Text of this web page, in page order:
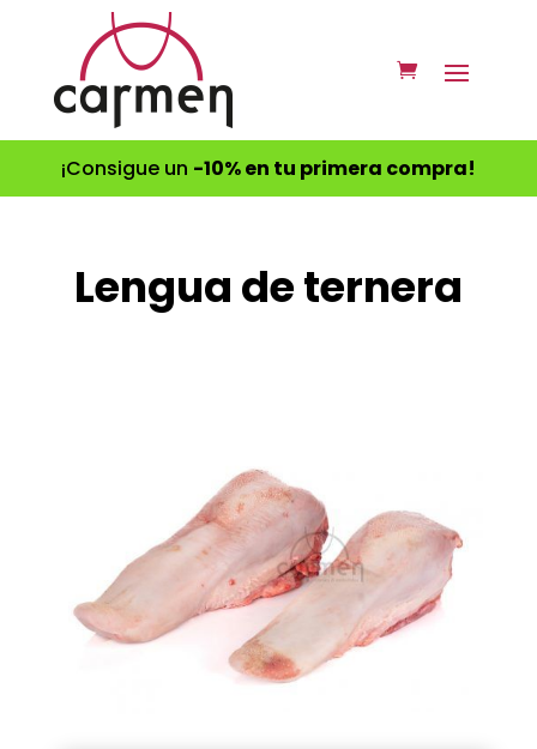
¡Consigue un -10% en tu primera compra!
Lengua de ternera